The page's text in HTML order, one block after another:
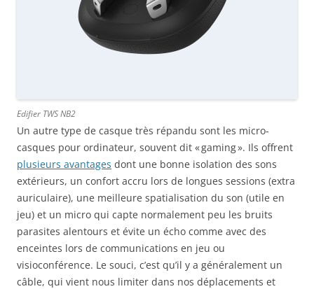
Edifier TWS NB2
Un autre type de casque très répandu sont les micro-
casques pour ordinateur, souvent dit « gaming ». Ils offrent
plusieurs avantages dont une bonne isolation des sons
extérieurs, un confort accru lors de longues sessions (extra
auriculaire), une meilleure spatialisation du son (utile en
jeu) et un micro qui capte normalement peu les bruits
parasites alentours et évite un écho comme avec des
enceintes lors de communications en jeu ou
visioconférence. Le souci, c’est qu’il y a généralement un
câble, qui vient nous limiter dans nos déplacements et